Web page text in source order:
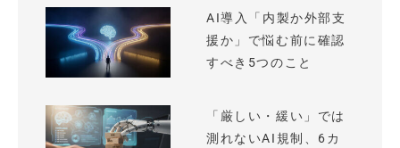
AI導入「内製か外部支
援か」で悩む前に確認
すべき5つのこと
「厳しい・緩い」では
測れないAI規制、6カ